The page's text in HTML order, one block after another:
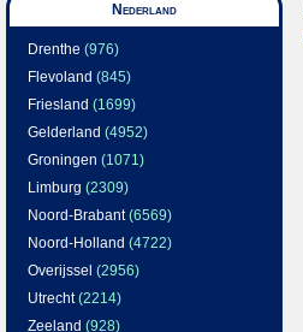
Nederland
Drenthe (976)
Flevoland (845)
Friesland (1699)
Gelderland (4952)
Groningen (1071)
Limburg (2309)
Noord-Brabant(6569)
Noord-Holland (4722)
Overijssel (2956)
Utrecht(2214)
Zeeland (928)